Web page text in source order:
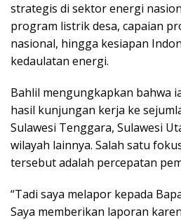
strategis di sektor energi
program listrik desa, capaian
nasional, hingga kesiapan
kedaulatan energi.
Bahlil mengungkapkan bahwa
hasil kunjungan kerja ke
Sulawesi Tenggara, Sulawesi
wilayah lainnya. Salah satu
tersebut adalah percepatan
“Tadi saya melapor kepada
Saya memberikan laporan